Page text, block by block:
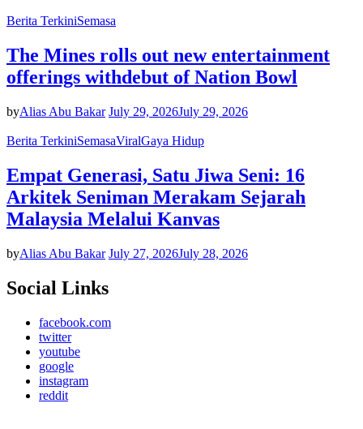
Berita TerkiniSemasa
The Mines rolls out new entertainment
offerings withdebut of Nation Bowl
byAlias Abu Bakar July 29, 2026July 29, 2026
Berita TerkiniSemasaViralGaya Hidup
Empat Generasi, Satu Jiwa Seni: 16
Arkitek Seniman Merakam Sejarah
Malaysia Melalui Kanvas
byAlias Abu Bakar July 27, 2026July 28, 2026
Social Links
facebook.com
twitter
youtube
google
instagram
reddit